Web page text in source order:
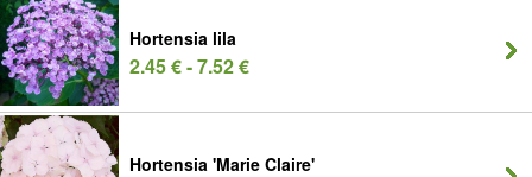
Hortensia lila
2.45 € - 7.52 €
Hortensia 'Marie Claire'